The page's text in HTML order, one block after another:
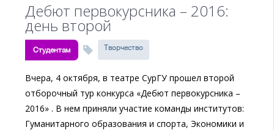
Дебют первокурсника – 2016:
день второй
Студентам Творчество
Вчера, 4 октября, в театре СурГУ прошел второй
отборочный тур конкурса «Дебют первокурсника –
2016» . В нем приняли участие команды институтов:
Гуманитарного образования и спорта, Экономики и